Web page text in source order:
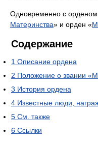
Одновременно с
Материнства» и орден «
Содержание
1 Описание ордена
2 Положение о звании
3 История ордена
4 Известные люди,
5 См. также
6 Ссылки